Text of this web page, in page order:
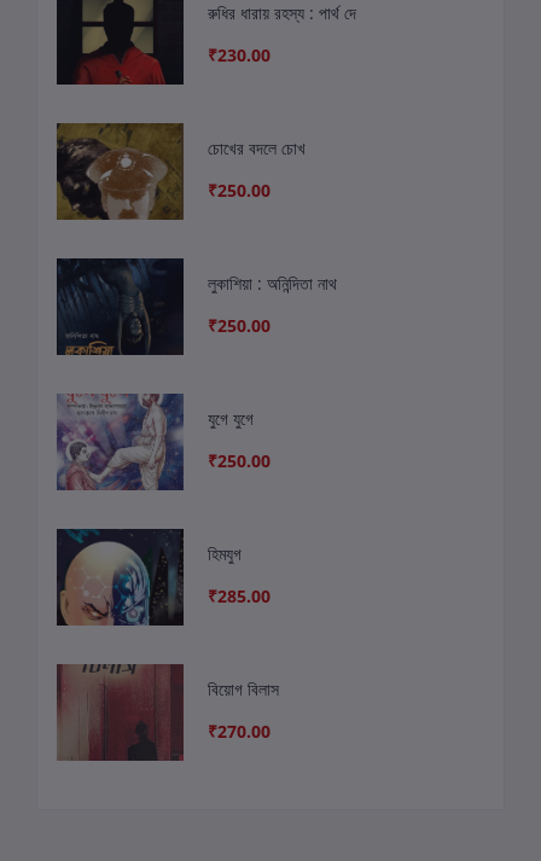
রুধির ধারায় রহস্য : পার্থ দে
₹230.00
চোখের বদলে চোখ
₹250.00
লুকাশিয়া : অনিন্দিতা নাথ
₹250.00
যুগে যুগে
₹250.00
হিমযুগ
₹285.00
বিয়োগ বিলাস
₹270.00